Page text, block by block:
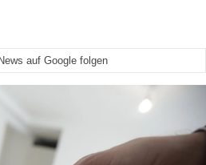
auf Google folgen